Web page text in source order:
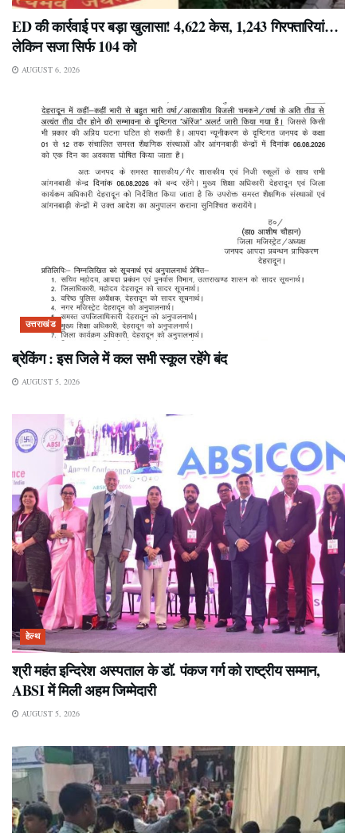
ED की कार्रवाई पर बड़ा खुलासा! 4,622 केस, 1,243 गिरफ्तारियां…
लेकिन सजा सिर्फ 104 को
AUGUST 6, 2026
उत्तराखंड
ब्रेकिंग : इस जिले में कल सभी स्कूल रहेंगे बंद
AUGUST 5, 2026
हेल्थ
श्री महंत इन्दिरेश अस्पताल के डॉ. पंकज गर्ग को राष्ट्रीय सम्मान,
ABSI में मिली अहम जिम्मेदारी
AUGUST 5, 2026